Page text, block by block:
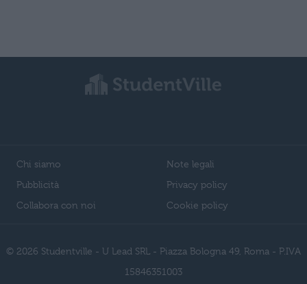
Chi siamo
Pubblicità
Collabora con noi
Note legali
Privacy policy
Cookie policy
© 2026 Studentville - U Lead SRL - Piazza Bologna 49, Roma - P.IVA
15846351003